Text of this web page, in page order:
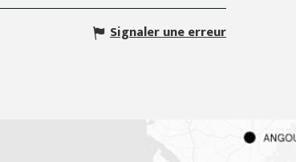
Signaler une erreur